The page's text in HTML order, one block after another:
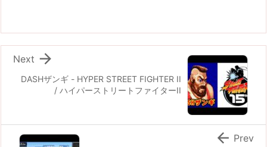
DASHザンギ - HYPER STREET FIGHTER II
/ ハイパーストリートファイターII

Next
 Prev